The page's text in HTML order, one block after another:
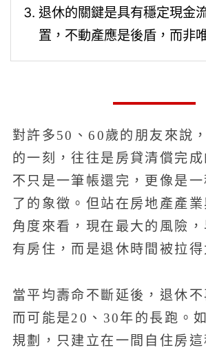
退休的關鍵是具有穩定現金
置，不動產應是後盾，而非
對許多50、60歲的朋友來說
的一刻，往往是房貸清償完
不只是一筆帳還完，更像是
了的象徵。但站在房地產產
角度來看，現在最大的風險
有房住，而是退休時間被拉得
當平均壽命不斷延後，退休不
而可能是20、30年的長跑。
規劃，只建立在一間自住房